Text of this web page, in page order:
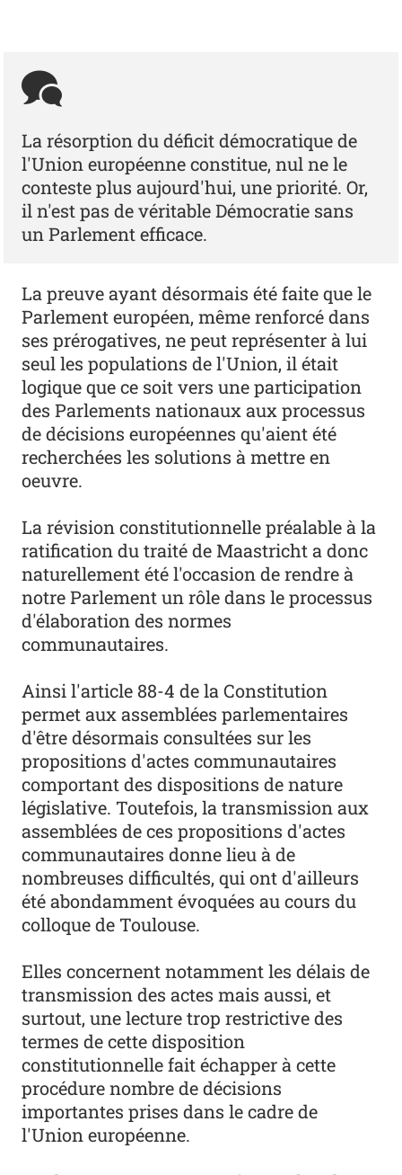
La résorption du déficit démocratique de
l'Union européenne constitue, nul ne le
conteste plus aujourd'hui, une priorité. Or,
il n'est pas de véritable Démocratie sans
un Parlement efficace.
La preuve ayant désormais été faite que le
Parlement européen, même renforcé dans
ses prérogatives, ne peut représenter à lui
seul les populations de l'Union, il était
logique que ce soit vers une participation
des Parlements nationaux aux processus
de décisions européennes qu'aient été
recherchées les solutions à mettre en
oeuvre.
La révision constitutionnelle préalable à la
ratification du traité de Maastricht a donc
naturellement été l'occasion de rendre à
notre Parlement un rôle dans le processus
d'élaboration des normes
communautaires.
Ainsi l'article 88-4 de la Constitution
permet aux assemblées parlementaires
d'être désormais consultées sur les
propositions d'actes communautaires
comportant des dispositions de nature
législative. Toutefois, la transmission aux
assemblées de ces propositions d'actes
communautaires donne lieu à de
nombreuses difficultés, qui ont d'ailleurs
été abondamment évoquées au cours du
colloque de Toulouse.
Elles concernent notamment les délais de
transmission des actes mais aussi, et
surtout, une lecture trop restrictive des
termes de cette disposition
constitutionnelle fait échapper à cette
procédure nombre de décisions
importantes prises dans le cadre de
l'Union européenne.